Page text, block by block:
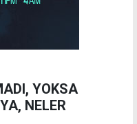
YOKSA
NELER